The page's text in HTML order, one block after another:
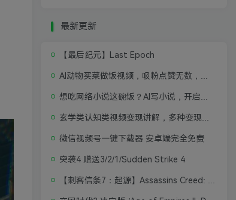
最新更新
【最后纪元】Last Epoch
微信视频号一键下载器 安卓端完全免费
突袭4 赠送3/2/1/Sudden Strike 4